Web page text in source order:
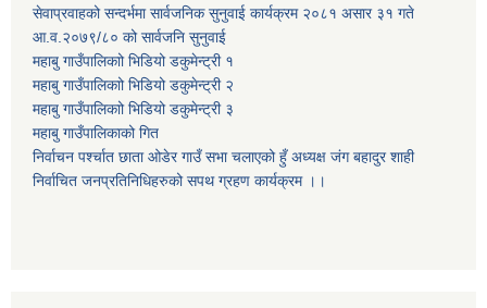
सेवाप्रवाहको सन्दर्भमा सार्वजनिक सुनुवाई कार्यक्रम २०८१ असार ३१ गते
आ.व.२०७९/८० को सार्वजनि सुनुवाई
महाबु गाउँपालिकाो भिडियो डकुमेन्ट्री १
महाबु गाउँपालिकाो भिडियो डकुमेन्ट्री २
महाबु गाउँपालिकाो भिडियो डकुमेन्ट्री ३
महाबु गाउँपालिकाको गित
निर्वाचन पर्श्चात छाता ओडेर गाउँ सभा चलाएको हुँ अध्यक्ष जंग बहादुर शाही
निर्वाचित जनप्रतिनिधिहरुको सपथ ग्रहण कार्यक्रम ।।